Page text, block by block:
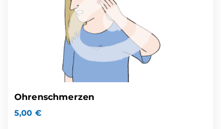
Ohrenschmerzen
5,00 €